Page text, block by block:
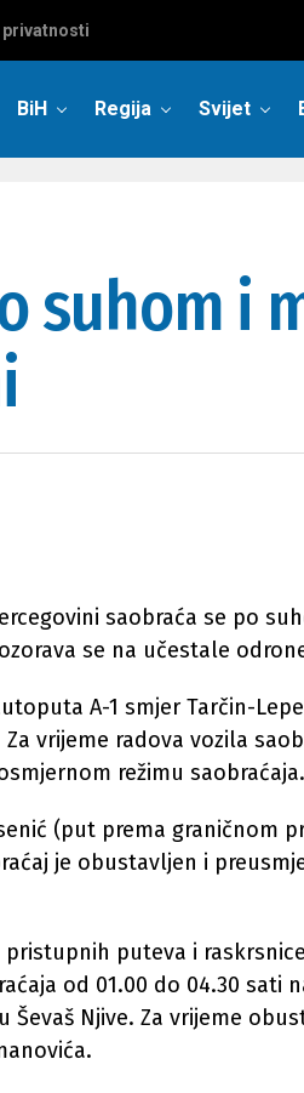
privatnosti
BiH Regija Svijet
suhom i
saobraća se po
se na učestale
A-1 smjer Tarčin-
vrijeme radova vozila
režimu saobraćaja.
(put prema graničnom
je obustavljen i
puteva i
od 01.00 do 04.30 sati
Ševaš Njive. Za vrijeme